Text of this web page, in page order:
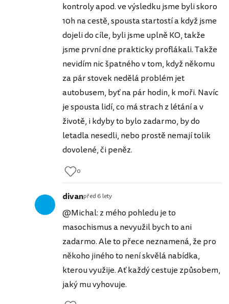
kontroly apod. ve výsledku jsme byli skoro
10h na cestě, spousta startostí a když jsme
dojeli do cíle, byli jsme uplně KO, takže
jsme první dne prakticky proflákali. Takže
nevidím nic špatného v tom, když někomu
za pár stovek nedělá problém jet
autobusem, byť na pár hodin, k moři. Navíc
je spousta lidí, co má strach z létání a v
životě, i kdyby to bylo zadarmo, by do
letadla nesedli, nebo prostě nemají tolik
dovolené, či peněz.
0
divanpřed 6 lety
@Michal: z mého pohledu je to
masochismus a nevyužil bych to ani
zadarmo. Ale to přece neznamená, že pro
někoho jiného to není skvělá nabídka,
kterou využije. Ať každý cestuje způsobem,
jaký mu vyhovuje.